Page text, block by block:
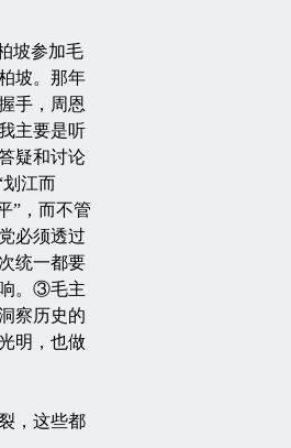
坡参加毛
坡。那年
手，周恩
主要是听
疑和讨论
江而
”，而不管
必须透过
统一都要
。③毛主
察历史的
明，也做
，这些都